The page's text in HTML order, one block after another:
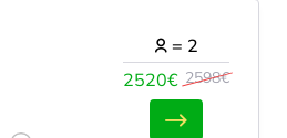
2520€ 2598€
= 2